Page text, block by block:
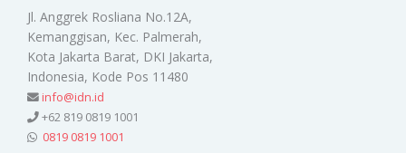
Jl. Anggrek Rosliana No.12A,
Kemanggisan, Kec. Palmerah,
Kota Jakarta Barat, DKI Jakarta,
Indonesia, Kode Pos 11480
info@idn.id
+62 819 0819 1001
0819 0819 1001